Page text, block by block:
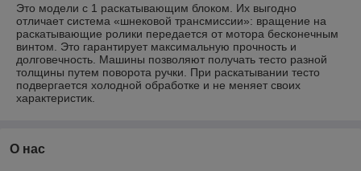
Это модели с 1 раскатывающим блоком. Их выгодно
отличает система «шнековой трансмиссии»: вращение на
раскатывающие ролики передается от мотора бесконечным
винтом. Это гарантирует максимальную прочность и
долговечность. Машины позволяют получать тесто разной
толщины путем поворота ручки. При раскатывании тесто
подвергается холодной обработке и не меняет своих
характеристик.
О нас